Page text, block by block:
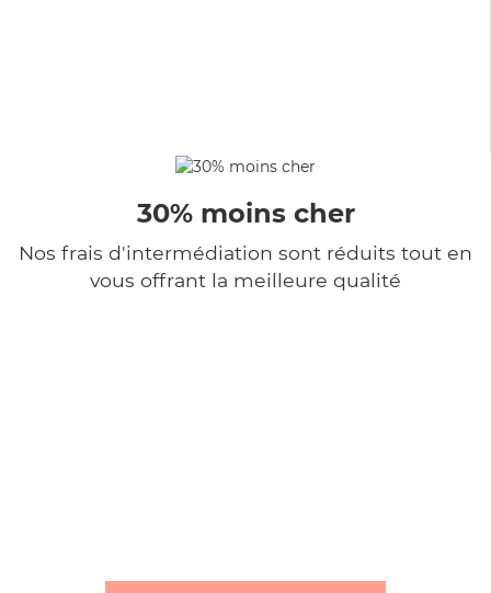
30% moins cher
Nos frais d'intermédiation sont réduits tout en
vous offrant la meilleure qualité